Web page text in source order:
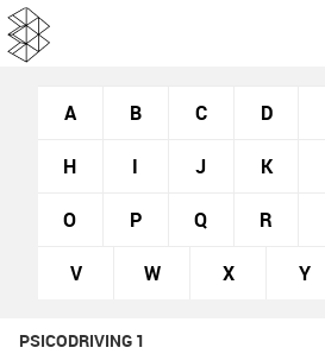
A B C D
H I J K
O P Q R
V W X Y
PSICODRIVING 1